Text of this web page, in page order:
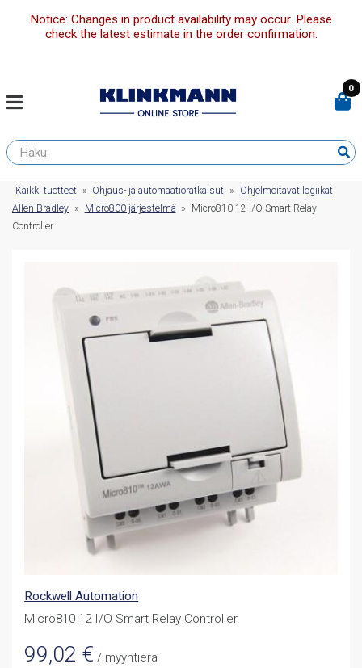
Notice: Changes in product availability may occur. Please
check the latest estimate in the order confirmation.
0
Kaikki tuotteet » Ohjaus- ja automaatioratkaisut »
Ohjelmoitavat logiikat
Allen Bradley » Micro800 järjestelmä »
Micro810 12 I/O Smart Relay
Controller
Rockwell Automation
Micro810 12 I/O Smart Relay Controller
99,02 € / myyntierä